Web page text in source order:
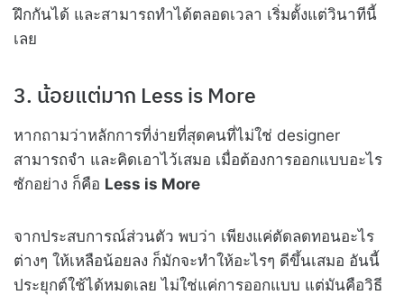
ฝึกกันได้ และสามารถทำได้ตลอดเวลา เริ่มตั้งแต่วินาทีนี้
เลย
3. น้อยแต่มาก Less is More
หากถามว่าหลักการที่ง่ายที่สุดคนที่ไม่ใช่ designer
สามารถจำ และคิดเอาไว้เสมอ เมื่อต้องการออกแบบอะไร
ซักอย่าง ก็คือ Less is More
จากประสบการณ์ส่วนตัว พบว่า เพียงแค่ตัดลดทอนอะไร
ต่างๆ ให้เหลือน้อยลง ก็มักจะทำให้อะไรๆ ดีขึ้นเสมอ อันนี้
ประยุกต์ใช้ได้หมดเลย ไม่ใช่แค่การออกแบบ แต่มันคือวิธี